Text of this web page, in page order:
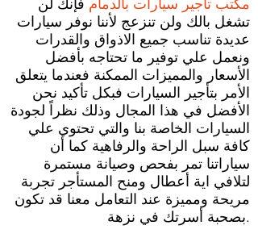
مكتب تاجير سيارات بالدمام فإنك لن
تشغل بالك ولن تنزعج لأننا نوفر سيارات
عديدة تناسب جميع الاذواق والقدرات
ونعمل علي توفير ما تحتاجه بأفضل
الأسعار والمميزات الممكنة فعندما يتعلق
الأمر بتأجير السيارات فبكل تأكيد نحن
الأفضل في هذا المجال وذلك نظراً لجودة
السيارات الخاصة بنا والتي تحتوي علي
كافة سبل الراحة والرفاهية كما أن
سياراتنا تمر بفحص وصيانة مستمرة
لتلافي اية أعطال ومنح المستأجر تجربة
مريحة ومميزة عند التعامل معنا قد تكون
بصحبة أسرتك في نزهة.